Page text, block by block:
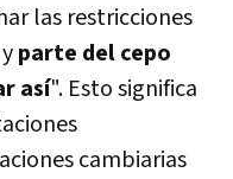
las restricciones
parte del cepo
así". Esto significa
cambiarias